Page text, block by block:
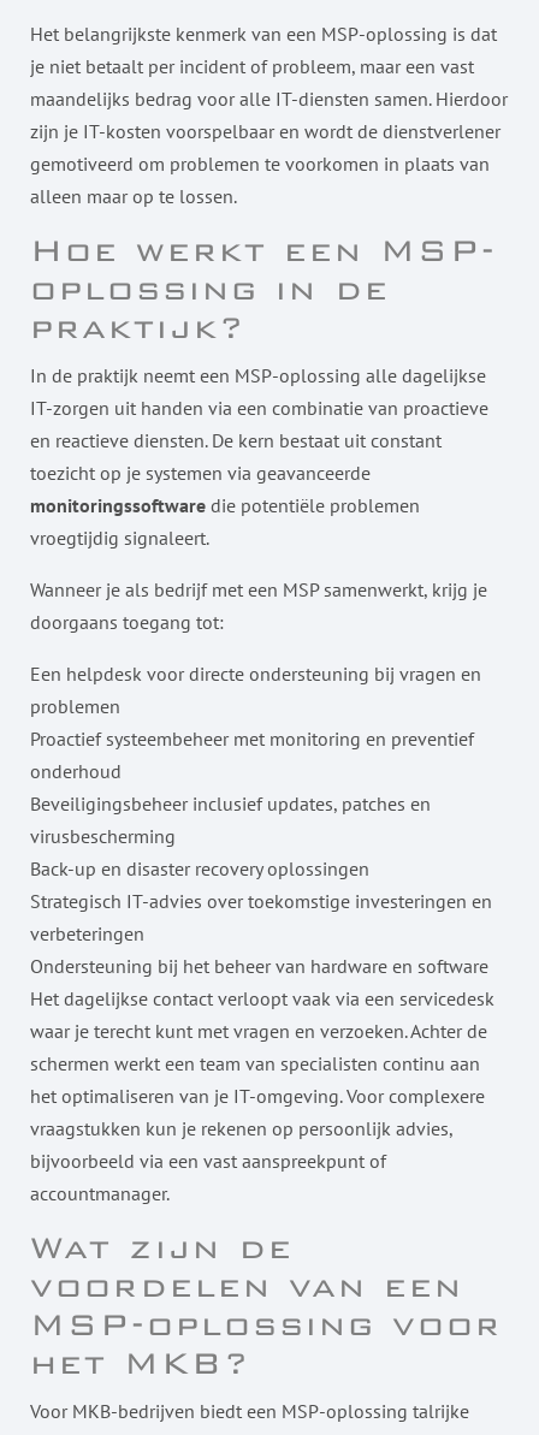
Het belangrijkste kenmerk van een MSP-oplossing is dat
je niet betaalt per incident of probleem, maar een vast
maandelijks bedrag voor alle IT-diensten samen. Hierdoor
zijn je IT-kosten voorspelbaar en wordt de dienstverlener
gemotiveerd om problemen te voorkomen in plaats van
alleen maar op te lossen.
Hoe werkt een MSP-
oplossing in de
praktijk?
In de praktijk neemt een MSP-oplossing alle dagelijkse
IT-zorgen uit handen via een combinatie van proactieve
en reactieve diensten. De kern bestaat uit constant
toezicht op je systemen via geavanceerde
monitoringssoftware die potentiële problemen
vroegtijdig signaleert.
Wanneer je als bedrijf met een MSP samenwerkt, krijg je
doorgaans toegang tot:
Een helpdesk voor directe ondersteuning bij vragen en
problemen
Proactief systeembeheer met monitoring en preventief
onderhoud
Beveiligingsbeheer inclusief updates, patches en
virusbescherming
Back-up en disaster recovery oplossingen
Strategisch IT-advies over toekomstige investeringen en
verbeteringen
Ondersteuning bij het beheer van hardware en software
Het dagelijkse contact verloopt vaak via een servicedesk
waar je terecht kunt met vragen en verzoeken. Achter de
schermen werkt een team van specialisten continu aan
het optimaliseren van je IT-omgeving. Voor complexere
vraagstukken kun je rekenen op persoonlijk advies,
bijvoorbeeld via een vast aanspreekpunt of
accountmanager.
Wat zijn de
voordelen van een
MSP-oplossing voor
het MKB?
Voor MKB-bedrijven biedt een MSP-oplossing talrijke